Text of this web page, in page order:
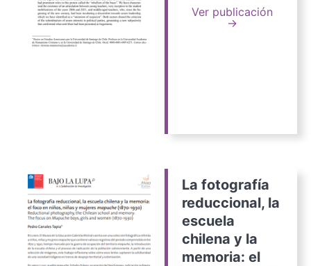
Ver publicación
→
La fotografía
reduccional, la
escuela
chilena y la
memoria: el